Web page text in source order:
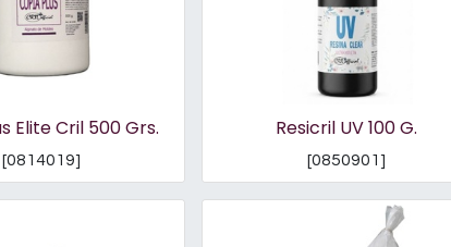
Elite Cril 500 Grs.
[0814019]
Resicril UV 100 G.
[0850901]